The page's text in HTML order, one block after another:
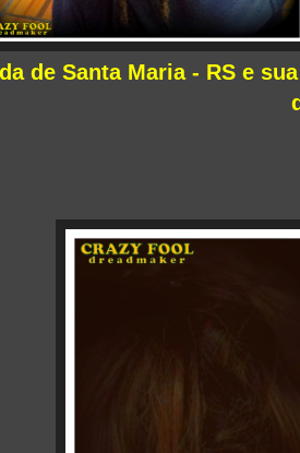
de Santa Maria - RS e